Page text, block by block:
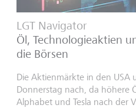
LGT Navigator
Öl, Technologieaktien
die Börsen
Die Aktienmärkte in den USA
Donnerstag nach, da höhere
Alphabet und Tesla nach der